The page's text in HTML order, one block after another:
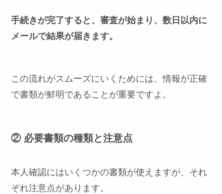
手続きが完了すると、審査が始まり、数日以内に
メールで結果が届きます。
この流れがスムーズにいくためには、情報が正確
で書類が鮮明であることが重要ですよ。
② 必要書類の種類と注意点
本人確認にはいくつかの書類が使えますが、それ
ぞれ注意点があります。